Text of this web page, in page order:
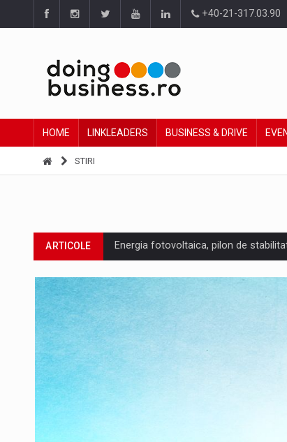
+40-21-317.03.90
HOME LINKLEADERS BUSINESS & DRIVE
STIRI
ARTICOLE Cum invatam sa spunem nu intr-o
Ingredient Spotlight: What SKU
ARTICOLE Producatorii si comerciantii care nu
LEADERSHIP IN MISCARE
INTERVIURI
PUTTING ROMANIAN CORPORATE